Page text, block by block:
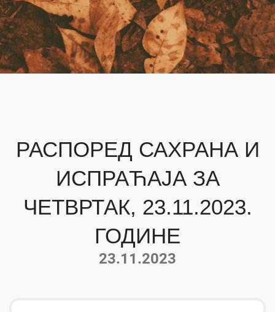
РАСПОРЕД САХРАНА И
ИСПРАЋАЈА ЗА
ЧЕТВРТАК, 23.11.2023.
ГОДИНЕ
23.11.2023